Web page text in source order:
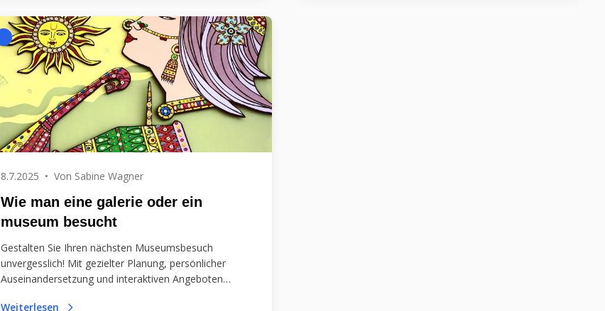
8.7.2025 • Von Sabine Wagner
Wie man eine galerie oder ein
museum besucht
Gestalten Sie Ihren nächsten Museumsbesuch
unvergesslich! Mit gezielter Planung, persönlicher
Auseinandersetzung und interaktiven Angeboten
Weiterlesen